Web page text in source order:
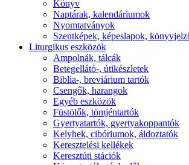
Könyv
Naptárak, kalendáriumok
Nyomtatványok
Szentképek, képeslapok,
Liturgikus eszközök
Ampolnák, tálcák
Betegellátó-, útikészletek
Biblia-, breviárium tartók
Csengők, harangok
Egyéb eszközök
Füstölők, tömjéntartók
Gyertyatartók, gyertyakoppantók
Kelyhek, cibóriumok, áldoztatók
Keresztelési kellékek
Keresztúti stációk